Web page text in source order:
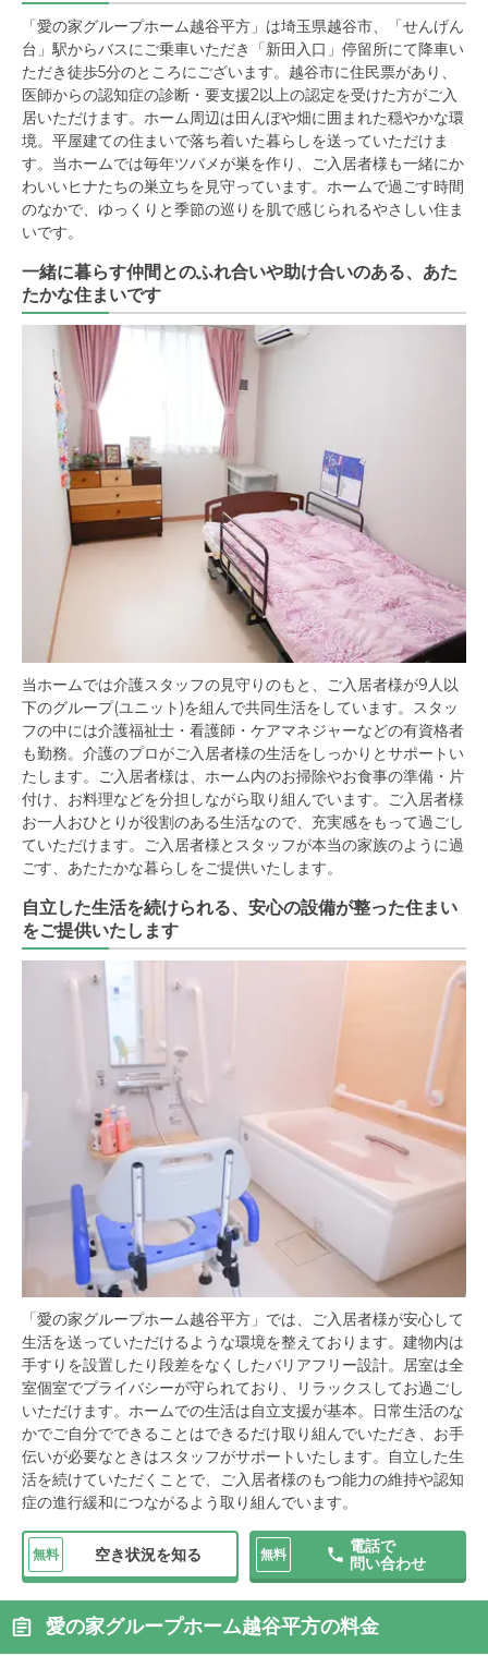
「愛の家グループホーム越谷平方」は埼玉県越谷市、「せんげん
台」駅からバスにご乗車いただき「新田入口」停留所にて降車い
ただき徒歩5分のところにございます。越谷市に住民票があり、
医師からの認知症の診断・要支援2以上の認定を受けた方がご入
居いただけます。ホーム周辺は田んぼや畑に囲まれた穏やかな環
境。平屋建ての住まいで落ち着いた暮らしを送っていただけま
す。当ホームでは毎年ツバメが巣を作り、ご入居者様も一緒にか
わいいヒナたちの巣立ちを見守っています。ホームで過ごす時間
のなかで、ゆっくりと季節の巡りを肌で感じられるやさしい住ま
いです。
一緒に暮らす仲間とのふれ合いや助け合いのある、あた
たかな住まいです
当ホームでは介護スタッフの見守りのもと、ご入居者様が9人以
下のグループ(ユニット)を組んで共同生活をしています。スタッ
フの中には介護福祉士・看護師・ケアマネジャーなどの有資格者
も勤務。介護のプロがご入居者様の生活をしっかりとサポートい
たします。ご入居者様は、ホーム内のお掃除やお食事の準備・片
付け、お料理などを分担しながら取り組んでいます。ご入居者様
お一人おひとりが役割のある生活なので、充実感をもって過ごし
ていただけます。ご入居者様とスタッフが本当の家族のように過
ごす、あたたかな暮らしをご提供いたします。
自立した生活を続けられる、安心の設備が整った住まい
をご提供いたします
「愛の家グループホーム越谷平方」では、ご入居者様が安心して
生活を送っていただけるような環境を整えております。建物内は
手すりを設置したり段差をなくしたバリアフリー設計。居室は全
室個室でプライバシーが守られており、リラックスしてお過ごし
いただけます。ホームでの生活は自立支援が基本。日常生活のな
かでご自分でできることはできるだけ取り組んでいただき、お手
伝いが必要なときはスタッフがサポートいたします。自立した生
活を続けていただくことで、ご入居者様のもつ能力の維持や認知
症の進行緩和につながるよう取り組んでいます。
無料 空き状況を知る 無料
電話で
問い合わせ
愛の家グループホーム越谷平方の料金